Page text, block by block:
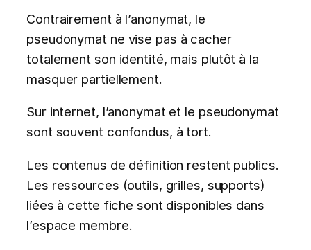
Contrairement à l’anonymat, le
pseudonymat ne vise pas à cacher
totalement son identité, mais plutôt à la
masquer partiellement.
Sur internet, l’anonymat et le pseudonymat
sont souvent confondus, à tort.
Les contenus de définition restent publics.
Les ressources (outils, grilles, supports)
liées à cette fiche sont disponibles dans
l’espace membre.